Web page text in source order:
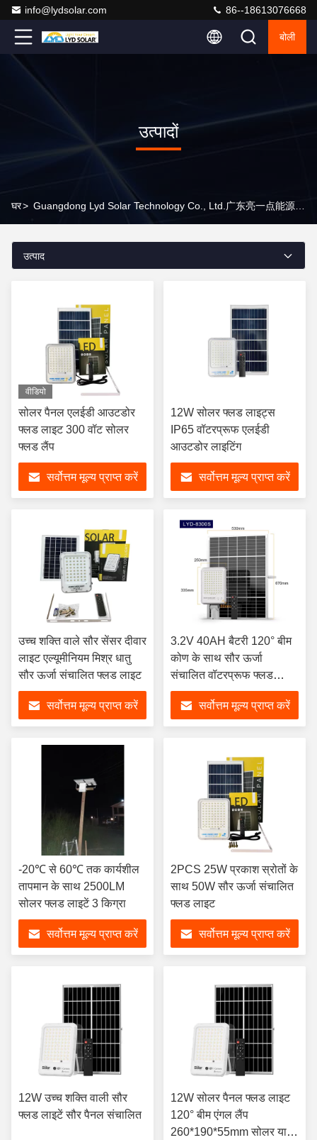
info@lydsolar.com 86--18613076668
बोली
उत्पादों
घर>
उत्पाद
वीडियो
सोलर पैनल एलईडी आउटडोर
फ्लड लाइट 300 वॉट सोलर
फ्लड लैंप
सर्वोत्तम मूल्य प्राप्त करें
12W सोलर फ्लड लाइट्स
IP65 वॉटरप्रूफ एलईडी
आउटडोर लाइटिंग
सर्वोत्तम मूल्य प्राप्त करें
उच्च शक्ति वाले सौर सेंसर दीवार
लाइट एल्यूमीनियम मिश्र धातु
सौर ऊर्जा संचालित फ्लड लाइट
सर्वोत्तम मूल्य प्राप्त करें
3.2V 40AH बैटरी 120° बीम
कोण के साथ सौर ऊर्जा
संचालित वॉटरप्रूफ फ्लड
लाइट्स
सर्वोत्तम मूल्य प्राप्त करें
-20℃ से 60℃ तक कार्यशील
तापमान के साथ 2500LM
सोलर फ्लड लाइटें 3 किग्रा
सर्वोत्तम मूल्य प्राप्त करें
2PCS 25W प्रकाश स्रोतों के
साथ 50W सौर ऊर्जा संचालित
फ्लड लाइट
सर्वोत्तम मूल्य प्राप्त करें
12W उच्च शक्ति वाली सौर
फ्लड लाइटें सौर पैनल संचालित
12W सोलर पैनल फ्लड लाइट
120° बीम एंगल लैंप
260*190*55mm सोलर यार्ड